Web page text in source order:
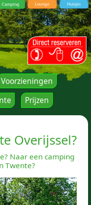
Voorzieningen
Prijzen
Overijssel?
Naar een camping
Twente?